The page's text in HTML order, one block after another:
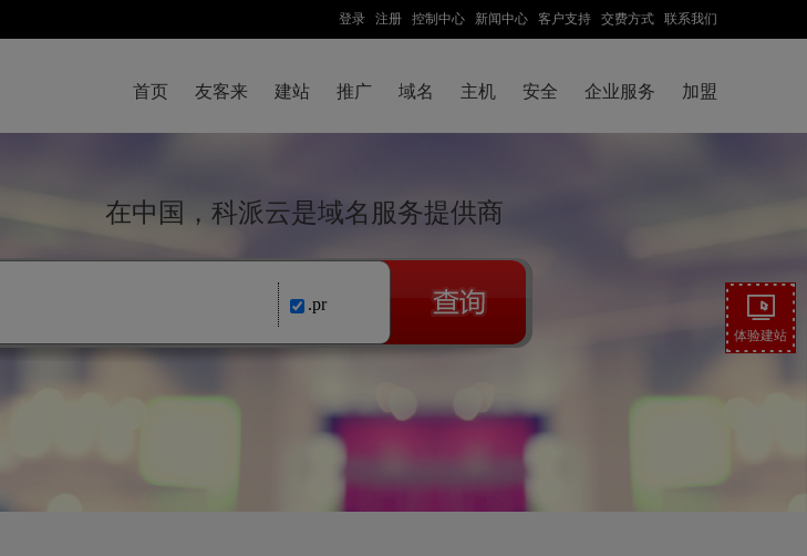
登录 注册 控制中心 新闻中心 客户支持 交费方式 联系我们
首页 友客来 建站 推广 域名 主机 安全 企业服务 加盟
在中国，科派云是域名服务提供商
.pr
体验建站